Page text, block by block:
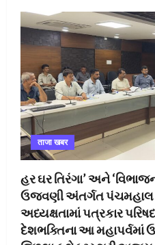
ताजा खबर
હર ઘર તિરંગા’ અને
ઉજવણી અંતર્ગત પંચમહાલ
અધ્યક્ષતામાં પત્રકાર
દેશભક્તિના આ મહાપર્વમાં